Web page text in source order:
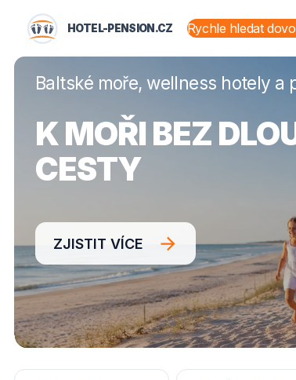
HOTEL-PENSION.CZ
HOTEL-PENSION.CZ
Baltské moře, wellness hotely a
K MOŘI BEZ
CESTY
ZJISTIT VÍCE